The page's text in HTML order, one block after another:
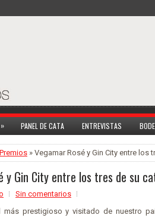
» PANEL DE CATA ENTREVISTAS
Premios » Vegamar Rosé y Gin City entre
y Gin City entre los tres de su
Sin comentarios
más prestigioso y visitado de nuestro